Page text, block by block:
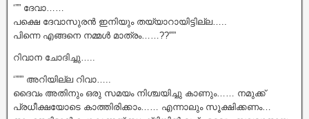
‘”” ദേവാ……
പക്ഷെ ദേവാസുരൻ ഇനിയും തയ്യാറായിട്ടില്ല…..
പിന്നെ എങ്ങനെ നമ്മൾ മാത്രം……??'””
റിവാന ചോദിച്ചു…..
‘””” അറിയില്ല റിവാ…..
ദൈവം അതിനും ഒരു സമയം നിശ്ചയിച്ചു കാണും…… നമുക്ക്
പ്രധീക്ഷയോടെ കാത്തിരിക്കാം…… എന്നാലും സൂക്ഷിക്കണം…